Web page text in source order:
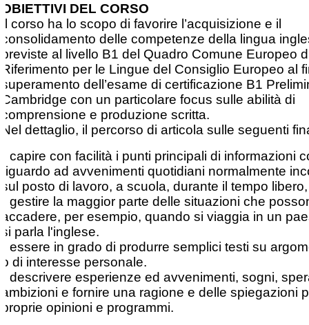
OBIETTIVI DEL CORSO
Il corso ha lo scopo di favorire l’acquisizione e il
consolidamento delle competenze della lingua
previste al livello B1 del Quadro Comune Europeo
Riferimento per le Lingue del Consiglio Europeo al
superamento dell’esame di certificazione B1
Cambridge con un particolare focus sulle abilità di
comprensione e produzione scritta.
Nel dettaglio, il percorso di articola sulle seguenti
• capire con facilità i punti principali di informazioni
riguardo ad avvenimenti quotidiani normalmente
sul posto di lavoro, a scuola, durante il tempo
• gestire la maggior parte delle situazioni che
accadere, per esempio, quando si viaggia in un
si parla l'inglese.
• essere in grado di produrre semplici testi su
o di interesse personale.
• descrivere esperienze ed avvenimenti, sogni,
ambizioni e fornire una ragione e delle spiegazioni
proprie opinioni e programmi.